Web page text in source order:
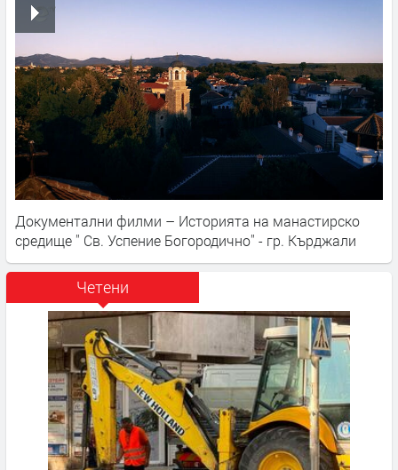
Документални филми – Историята на манастирско
средище '' Св. Успение Богородично'' - гр. Кърджали
Четени